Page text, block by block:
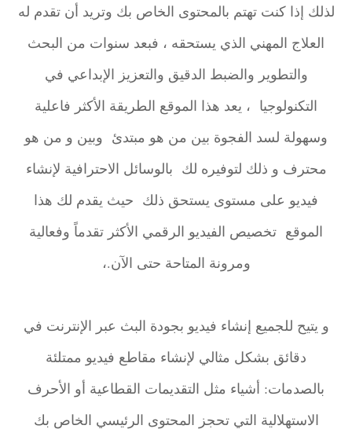
لذلك إذا كنت تهتم بالمحتوى الخاص بك وتريد أن تقدم له
العلاج المهني الذي يستحقه ، فبعد سنوات من البحث
والتطوير والضبط الدقيق والتعزيز الإبداعي في
التكنولوجيا ، يعد هذا الموقع الطريقة الأكثر فاعلية
وسهولة لسد الفجوة بين من هو مبتدئ وبين و من هو
محترف و ذلك لتوفيره لك بالوسائل الاحترافية لإنشاء
فيديو على مستوى يستحق ذلك حيث يقدم لك هذا
الموقع تخصيص الفيديو الرقمي الأكثر تقدماً وفعالية
ومرونة المتاحة حتى الآن.،
و يتيح للجميع إنشاء فيديو بجودة البث عبر الإنترنت في
دقائق بشكل مثالي لإنشاء مقاطع فيديو ممتلئة
بالصدمات: أشياء مثل التقديمات القطاعية أو الأحرف
الاستهلالية التي تحجز المحتوى الرئيسي الخاص بك